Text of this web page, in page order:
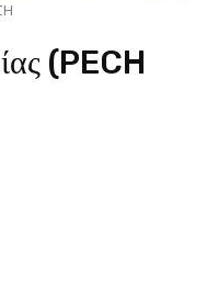
(PECH